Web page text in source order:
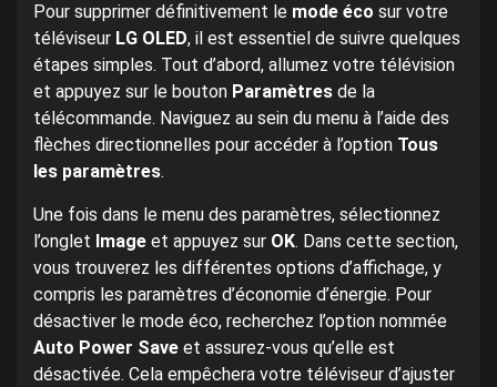
Pour supprimer définitivement le mode éco sur votre
téléviseur LG OLED, il est essentiel de suivre quelques
étapes simples. Tout d’abord, allumez votre télévision
et appuyez sur le bouton Paramètres de la
télécommande. Naviguez au sein du menu à l’aide des
flèches directionnelles pour accéder à l’option Tous
les paramètres.
Une fois dans le menu des paramètres, sélectionnez
l’onglet Image et appuyez sur OK. Dans cette section,
vous trouverez les différentes options d’affichage, y
compris les paramètres d’économie d’énergie. Pour
désactiver le mode éco, recherchez l’option nommée
Auto Power Save et assurez-vous qu’elle est
désactivée. Cela empêchera votre téléviseur d’ajuster